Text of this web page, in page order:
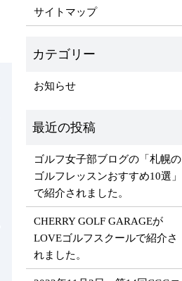
サイトマップ
お知らせ
ゴルフ女子部ブログの「札幌の
ゴルフレッスンおすすめ10選」
で紹介されました。
​​CHERRY GOLF GARAGEが
LOVEゴルフスクールで紹介さ
れました。